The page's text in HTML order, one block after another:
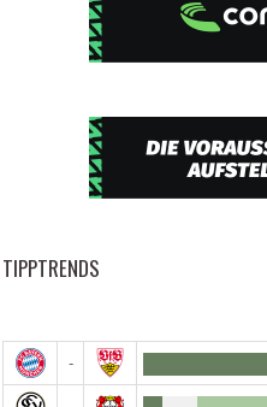
TIPPTRENDS
-